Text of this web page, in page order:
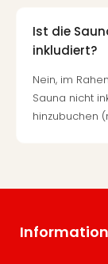
Ist die
inkludiert?
Nein, im
Sauna nicht
hinzubuchen